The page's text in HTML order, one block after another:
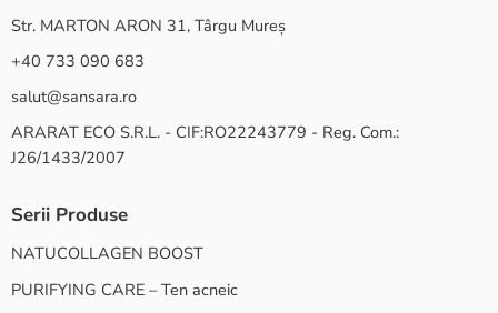
Str. MARTON ARON 31, Târgu Mureș
+40 733 090 683
salut@sansara.ro
ARARAT ECO S.R.L. - CIF:RO22243779 - Reg. Com.:
J26/1433/2007
Serii Produse
NATUCOLLAGEN BOOST
PURIFYING CARE – Ten acneic